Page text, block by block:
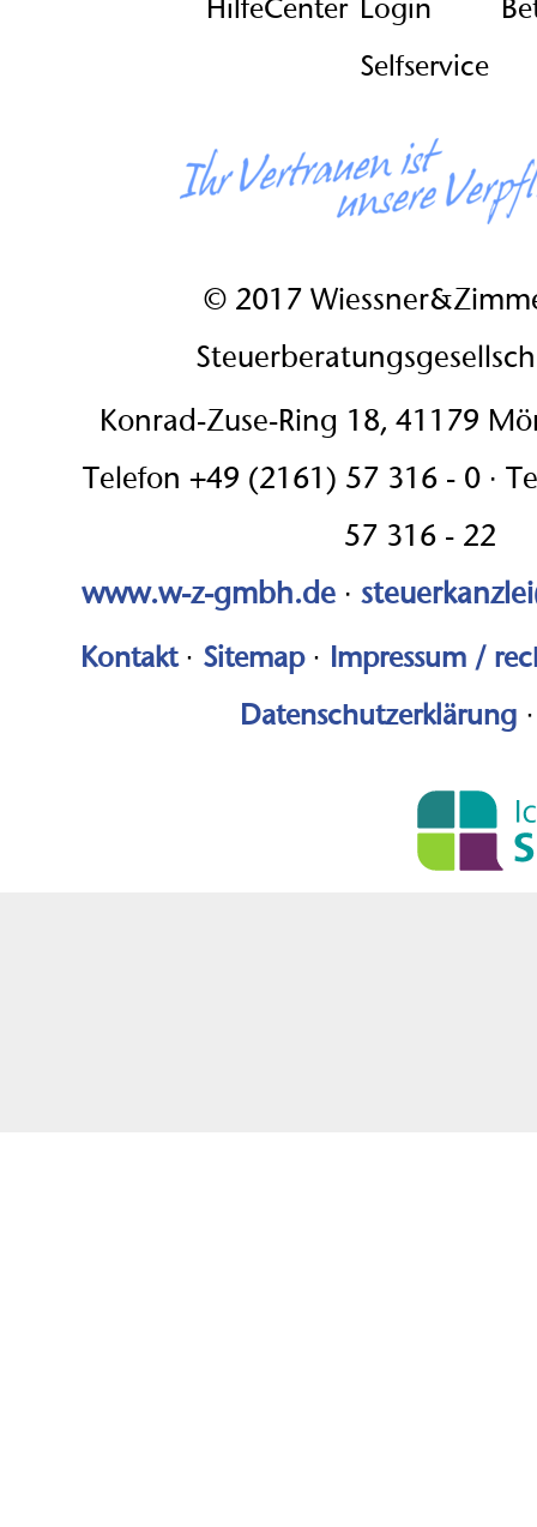
HilfeCenter Login
Selfservice
© 2017
Konrad-Zuse-Ring 18, 41179
Telefon +49 (2161) 57 316 - 0 ·
57 316 - 22
www.w-z-gmbh.de·
Kontakt· Sitemap·
Impressum /
Datenschutzerklärung